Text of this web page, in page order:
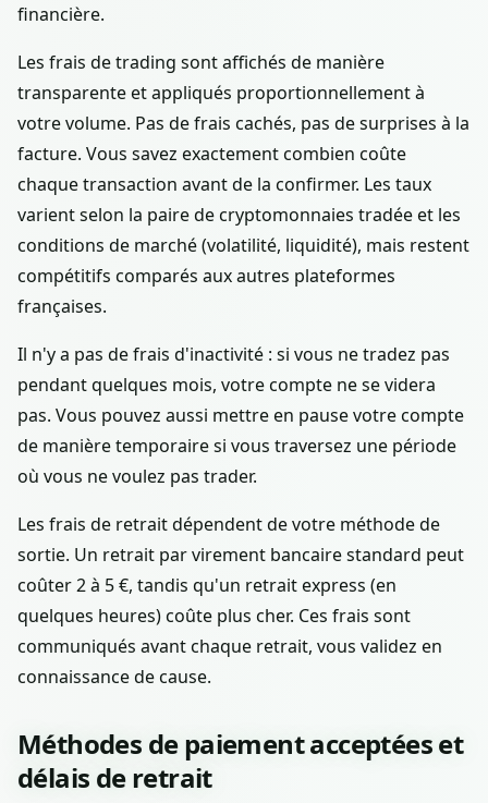
financière.
Les frais de trading sont affichés de manière
transparente et appliqués proportionnellement à
votre volume. Pas de frais cachés, pas de surprises à la
facture. Vous savez exactement combien coûte
chaque transaction avant de la confirmer. Les taux
varient selon la paire de cryptomonnaies tradée et les
conditions de marché (volatilité, liquidité), mais restent
compétitifs comparés aux autres plateformes
françaises.
Il n'y a pas de frais d'inactivité : si vous ne tradez pas
pendant quelques mois, votre compte ne se videra
pas. Vous pouvez aussi mettre en pause votre compte
de manière temporaire si vous traversez une période
où vous ne voulez pas trader.
Les frais de retrait dépendent de votre méthode de
sortie. Un retrait par virement bancaire standard peut
coûter 2 à 5 €, tandis qu'un retrait express (en
quelques heures) coûte plus cher. Ces frais sont
communiqués avant chaque retrait, vous validez en
connaissance de cause.
Méthodes de paiement acceptées et
délais de retrait